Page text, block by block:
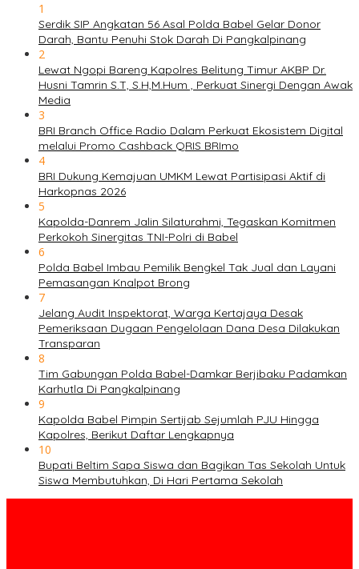
1
Serdik SIP Angkatan 56 Asal Polda Babel Gelar Donor
Darah, Bantu Penuhi Stok Darah Di Pangkalpinang
2
Lewat Ngopi Bareng Kapolres Belitung Timur AKBP Dr.
Husni Tamrin S.T, S.H,M.Hum , Perkuat Sinergi Dengan Awak
Media
3
BRI Branch Office Radio Dalam Perkuat Ekosistem Digital
melalui Promo Cashback QRIS BRImo
4
BRI Dukung Kemajuan UMKM Lewat Partisipasi Aktif di
Harkopnas 2026
5
Kapolda-Danrem Jalin Silaturahmi, Tegaskan Komitmen
Perkokoh Sinergitas TNI-Polri di Babel
6
Polda Babel Imbau Pemilik Bengkel Tak Jual dan Layani
Pemasangan Knalpot Brong
7
Jelang Audit Inspektorat, Warga Kertajaya Desak
Pemeriksaan Dugaan Pengelolaan Dana Desa Dilakukan
Transparan
8
Tim Gabungan Polda Babel-Damkar Berjibaku Padamkan
Karhutla Di Pangkalpinang
9
Kapolda Babel Pimpin Sertijab Sejumlah PJU Hingga
Kapolres, Berikut Daftar Lengkapnya
10
Bupati Beltim Sapa Siswa dan Bagikan Tas Sekolah Untuk
Siswa Membutuhkan, Di Hari Pertama Sekolah